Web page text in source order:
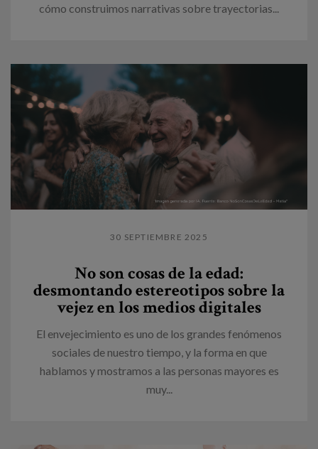
cómo construimos narrativas sobre trayectorias...
30 SEPTIEMBRE 2025
No son cosas de la edad:
desmontando estereotipos sobre la
vejez en los medios digitales
El envejecimiento es uno de los grandes fenómenos
sociales de nuestro tiempo, y la forma en que
hablamos y mostramos a las personas mayores es
muy...